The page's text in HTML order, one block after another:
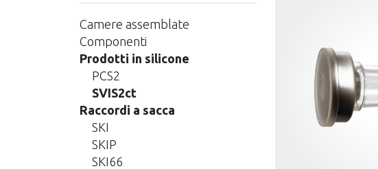
Camere assemblate
Componenti
Prodotti in silicone
PCS2
SVIS2ct
Raccordi a sacca
SKI
SKIP
SKI66